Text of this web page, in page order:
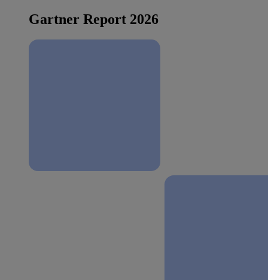
Gartner Report 2026